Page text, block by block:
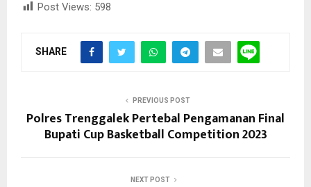
Post Views: 598
SHARE
PREVIOUS POST
Polres Trenggalek Pertebal Pengamanan Final
Bupati Cup Basketball Competition 2023
NEXT POST